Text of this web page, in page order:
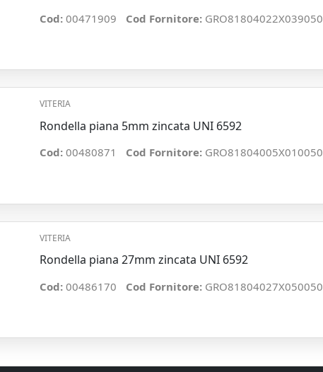
Cod: 00471909 Cod Fornitore: GRO81804022X039050
VITERIA
Rondella piana 5mm zincata UNI 6592
Cod: 00480871 Cod Fornitore: GRO81804005X010050
VITERIA
Rondella piana 27mm zincata UNI 6592
Cod: 00486170 Cod Fornitore: GRO81804027X050050